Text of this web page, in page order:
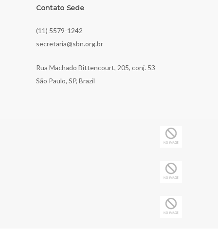
Contato Sede
(11) 5579-1242
secretaria@sbn.org.br
Rua Machado Bittencourt, 205, conj. 53
São Paulo, SP, Brazil